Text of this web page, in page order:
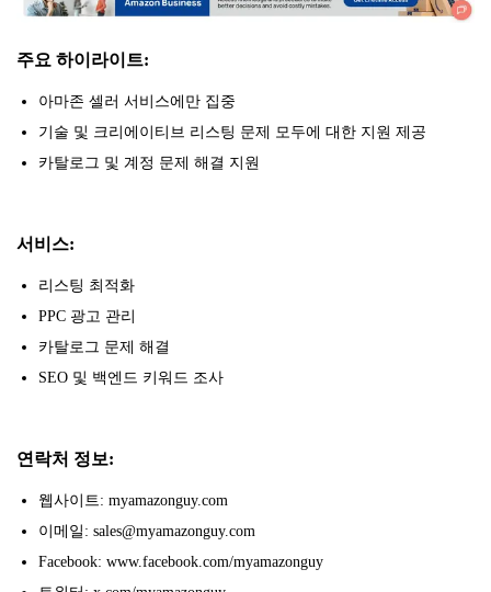
주요 하이라이트:
아마존 셀러 서비스에만 집중
기술 및 크리에이티브 리스팅 문제 모두에 대한 지원 제공
카탈로그 및 계정 문제 해결 지원
서비스:
리스팅 최적화
PPC 광고 관리
카탈로그 문제 해결
SEO 및 백엔드 키워드 조사
연락처 정보:
웹사이트: myamazonguy.com
이메일: sales@myamazonguy.com
Facebook: www.facebook.com/myamazonguy